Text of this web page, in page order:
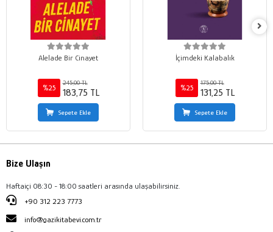
Alelade Bir Cinayet
%25
245,00 TL
183,75 TL
Sepete Ekle
İçimdeki Kalabalık
%25
175,00 TL
131,25 TL
Sepete Ekle
Bize Ulaşın
Haftaiçi 08:30 - 18:00 saatleri arasında ulaşabilirsiniz.
+90 312 223 7773
info@gazikitabevi.com.tr